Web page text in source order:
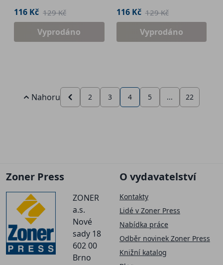
116 Kč 129 Kč
Vyprodáno
116 Kč 129 Kč
Vyprodáno
Nahoru 2 3 4 5 ... 22
Zoner Press
ZONER
a.s.
Nové
sady 18
602 00
Brno
O vydavatelství
Kontakty
Lidé v Zoner Press
Nabídka práce
Odběr novinek Zoner Press
Knižní katalog